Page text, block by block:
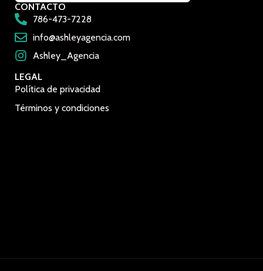
CONTACTO
786-473-7228
info@ashleyagencia.com
Ashley_Agencia
LEGAL
Política de privacidad
Términos y condiciones